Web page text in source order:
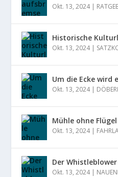
Okt. 13, 2024|
Historische
Okt. 13, 2024|
Um die Ecke wird
Okt. 13, 2024|
Mühle ohne
Okt. 13, 2024|
Der
Okt. 13, 2024|